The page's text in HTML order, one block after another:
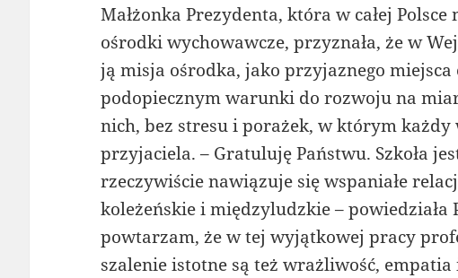
Małżonka Prezydenta, która w całej
ośrodki wychowawcze, przyznała, że w
ją misja ośrodka, jako przyjaznego miejsca
podopiecznym warunki do rozwoju na
nich, bez stresu i porażek, w którym
przyjaciela. – Gratuluję Państwu. Szkoła
rzeczywiście nawiązuje się wspaniałe
koleżeńskie i międzyludzkie – powiedziała
powtarzam, że w tej wyjątkowej pracy
szalenie istotne są też wrażliwość,